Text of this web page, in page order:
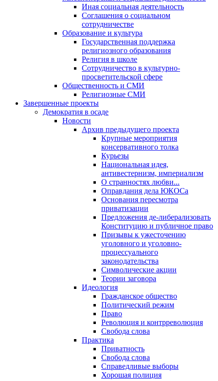
Иная социальная деятельность
Соглашения о социальном
сотрудничестве
Образование и культура
Государственная поддержка
религиозного образования
Религия в школе
Сотрудничество в культурно-
просветительской сфере
Общественность и СМИ
Религиозные СМИ
Завершенные проекты
Демократия в осаде
Новости
Архив предыдущего проекта
Крупные мероприятия
консервативного толка
Курьезы
Национальная идея,
антивестернизм, империализм
О странностях любви...
Оправдания дела ЮКОСа
Основания пересмотра
приватизации
Предложения де-либерализовать
Конституцию и публичное право
Призывы к ужесточению
уголовного и уголовно-
процессуального
законодательства
Символические акции
Теории заговора
Идеология
Гражданское общество
Политический режим
Право
Революция и контрреволюция
Свобода слова
Практика
Приватность
Свобода слова
Справедливые выборы
Хорошая полиция